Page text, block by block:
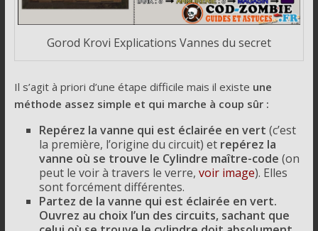
Gorod Krovi Explications Vannes du secret
Il s’agit à priori d’une étape difficile mais il existe une
méthode assez simple et qui marche à coup sûr :
Repérez la vanne qui est éclairée en vert (c’est
la première, l’origine du circuit) et repérez la
vanne où se trouve le Cylindre maître-code (on
peut le voir à travers le verre, voir image). Elles
sont forcément différentes.
Partez de la vanne qui est éclairée en vert.
Ouvrez au choix l’un des circuits, sachant que